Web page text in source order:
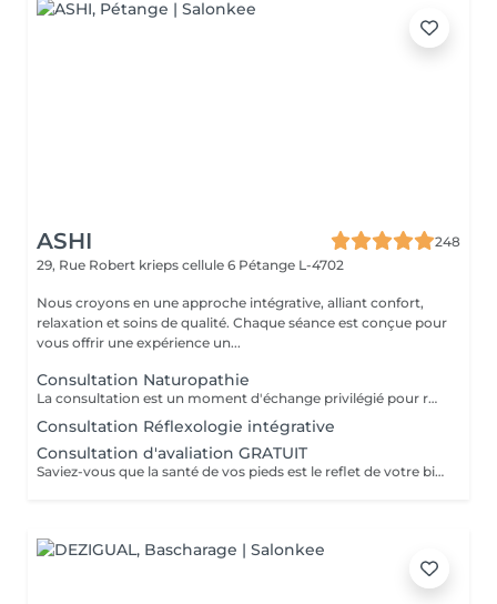
ASHI
248
29, Rue Robert krieps cellule 6 Pétange L-4702
Nous croyons en une approche intégrative, alliant confort,
relaxation et soins de qualité. Chaque séance est conçue pour
vous offrir une expérience un...
Consultation Naturopathie
La consultation est un moment d'échange privilégié pour réaliser ensemble un bilan complet et définir un protocole personnalisé. Notre temps est précieux, le vôtre aussi : nous vous remercions d'honorer ce rendez-vous.
Consultation Réflexologie intégrative
Consultation d'avaliation GRATUIT
Saviez-vous que la santé de vos pieds est le reflet de votre bien-être général ? En associant la pédicurie spécialisée à la réflexologie plantaire et aux thérapies intégratives, je vous propose un accompagnement sur mesure. Au-delà du soin technique des affections du pied, je vous aide à relâcher le stress et à retrouver une harmonie profonde entre le corps et l'esprit. Offrez à vos pieds l'attention qu'ils méritent.